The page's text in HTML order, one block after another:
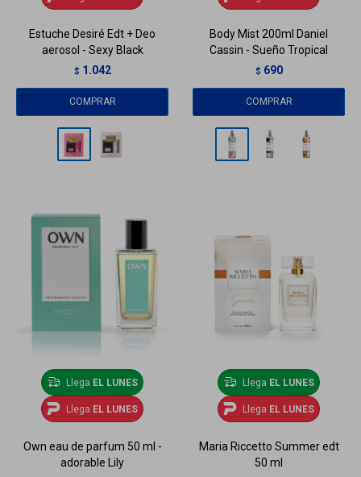
Estuche Desiré Edt + Deo
aerosol - Sexy Black
$ 1.042
Body Mist 200ml Daniel
Cassin - Sueño Tropical
$ 690
Llega EL LUNES
Llega EL LUNES
Own eau de parfum 50 ml -
adorable Lily
Llega EL LUNES
Llega EL LUNES
Maria Riccetto Summer edt
50 ml